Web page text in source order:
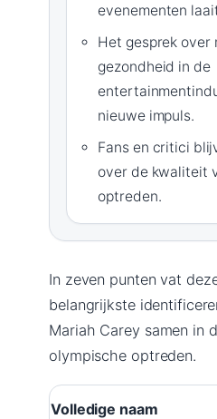
evenementen
Het gesprek over
gezondheid in de
nieuwe impuls.
Fans en critici
over de kwaliteit
optreden.
In zeven punten vat
belangrijkste
Mariah Carey samen in
olympische optreden.
Volledige naam